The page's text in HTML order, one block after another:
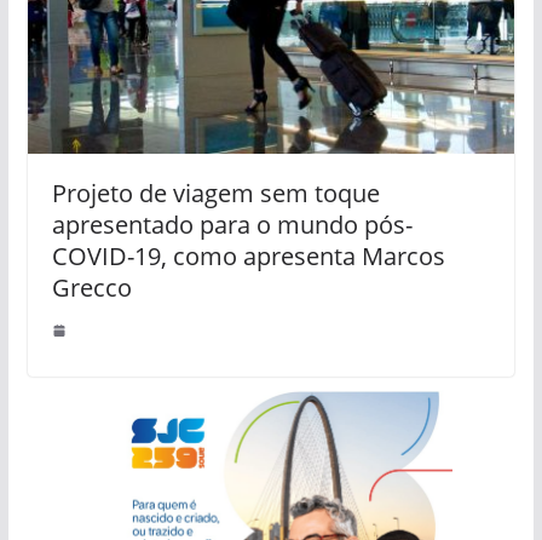
Projeto de viagem sem toque
apresentado para o mundo pós-
COVID-19, como apresenta Marcos
Grecco